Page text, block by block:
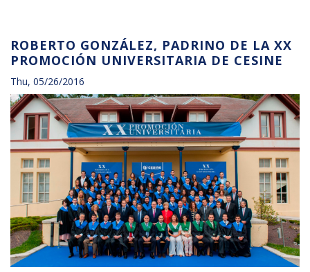
CSA
en
Negocios
ROBERTO GONZÁLEZ, PADRINO DE LA XX
PROMOCIÓN UNIVERSITARIA DE CESINE
Thu, 05/26/2016